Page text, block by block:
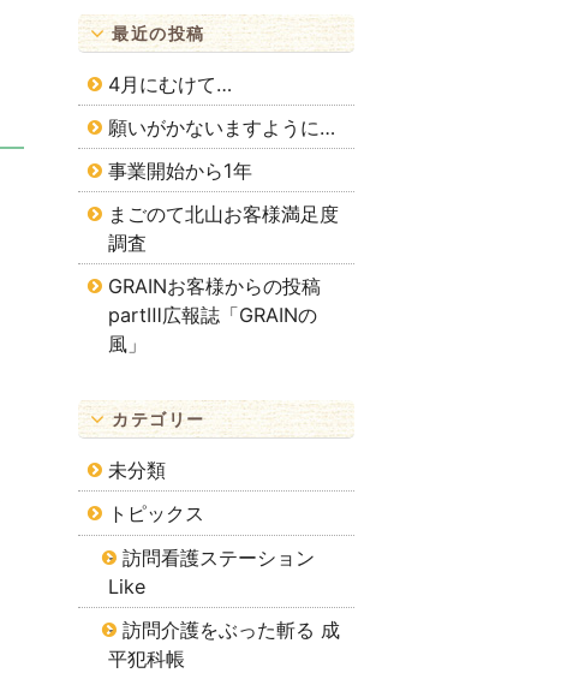
最近の投稿
4月にむけて…
願いがかないますように…
事業開始から1年
まごのて北山お客様満足度
調査
GRAINお客様からの投稿
partⅢ広報誌「GRAINの
風」
カテゴリー
未分類
トピックス
訪問看護ステーション
Like
訪問介護をぶった斬る 成
平犯科帳